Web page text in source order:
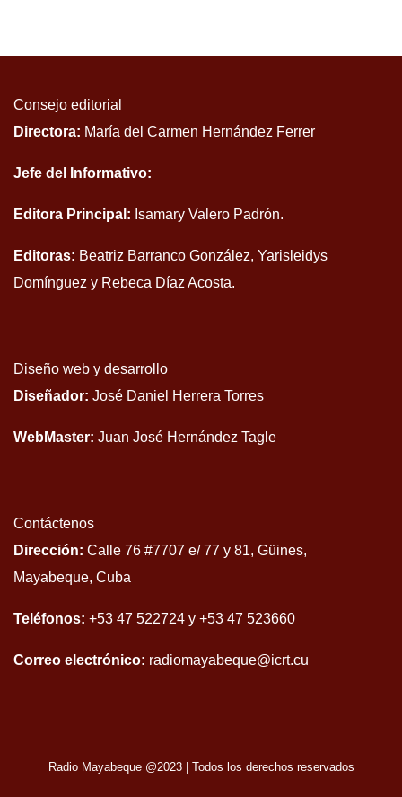
Consejo editorial
Directora: María del Carmen Hernández Ferrer
Jefe del Informativo:
Editora Principal: Isamary Valero Padrón.
Editoras: Beatriz Barranco González, Yarisleidys
Domínguez y Rebeca Díaz Acosta.
Diseño web y desarrollo
Diseñador: José Daniel Herrera Torres
WebMaster: Juan José Hernández Tagle
Contáctenos
Dirección: Calle 76 #7707 e/ 77 y 81, Güines,
Mayabeque, Cuba
Teléfonos: +53 47 522724 y +53 47 523660
Correo electrónico: radiomayabeque@icrt.cu
Radio Mayabeque @2023 Todos los derechos reservados